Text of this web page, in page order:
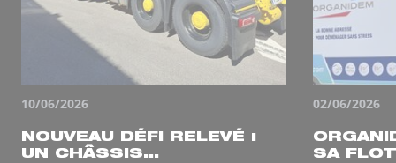
10/06/2026
NOUVEAU DÉFI RELEVÉ :
UN CHÂSSIS...
02/06/2026
SA